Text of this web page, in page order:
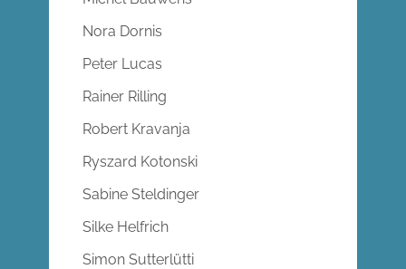
Nora Dornis
Peter Lucas
Rainer Rilling
Robert Kravanja
Ryszard Kotonski
Sabine Steldinger
Silke Helfrich
Simon Sutterlütti